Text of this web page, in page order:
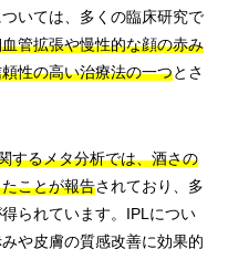
いては、多くの臨床研究で
管拡張や慢性的な顔の赤み
性の高い治療法の一つとさ
するメタ分析では、酒さの
ことが報告されており、多
られています。IPLについ
や皮膚の質感改善に効果的